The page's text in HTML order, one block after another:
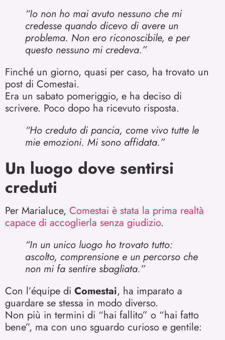
“Io non ho mai avuto nessuno che mi
credesse quando dicevo di avere un
problema. Non ero riconoscibile, e per
questo nessuno mi credeva.”
Finché un giorno, quasi per caso, ha trovato un
post di Comestai.
Era un sabato pomeriggio, e ha deciso di
scrivere. Poco dopo ha ricevuto risposta.
“Ho creduto di pancia, come vivo tutte le
mie emozioni. Mi sono affidata.”
Un luogo dove sentirsi
creduti
Per Marialuce, Comestai è stata la prima realtà
capace di accoglierla senza giudizio.
“In un unico luogo ho trovato tutto:
ascolto, comprensione e un percorso che
non mi fa sentire sbagliata.”
Con l’équipe di Comestai, ha imparato a
guardare se stessa in modo diverso.
Non più in termini di “hai fallito” o “hai fatto
bene”, ma con uno sguardo curioso e gentile: